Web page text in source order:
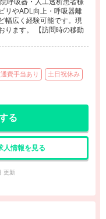
呼吸器・人工透析患者様
リやADL向上・呼吸器離
幅広く経験可能です。現
ります。 【訪問時の移動
費手当あり 土日祝休み
る
人情報を見る
更新